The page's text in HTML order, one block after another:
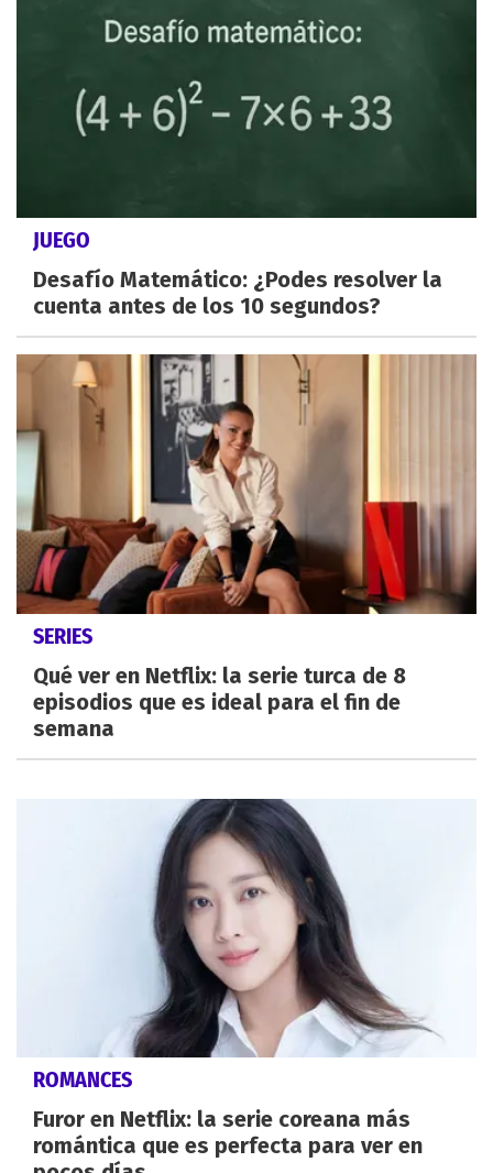
JUEGO
Desafío Matemático: ¿Podes resolver la
cuenta antes de los 10 segundos?
SERIES
Qué ver en Netflix: la serie turca de 8
episodios que es ideal para el fin de
semana
ROMANCES
Furor en Netflix: la serie coreana más
romántica que es perfecta para ver en